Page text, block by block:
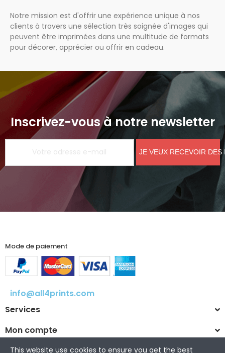
Notre mission est d'offrir une expérience unique à nos
clients à travers une sélection très soignée d'images qui
peuvent être imprimées dans une multitude de formats
pour décorer, apprécier ou offrir en cadeau.
Inscrivez-vous à notre newsletter
JE VEUX RECEVOIR
Mode de paiement
info@all4prints.com
Services
Mon compte
This website use cookies to ensure you get the best